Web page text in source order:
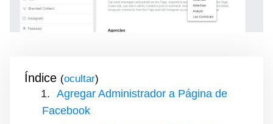
Índice ( )
Agregar Administrador a Página de
Facebook